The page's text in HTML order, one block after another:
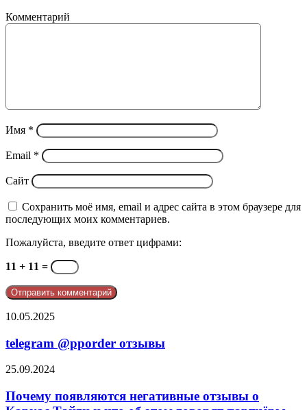
Комментарий
Имя *
Email *
Сайт
Сохранить моё имя, email и адрес сайта в этом браузере для
последующих моих комментариев.
Пожалуйста, введите ответ цифрами:
11 + 11 =
telegram
отзывы
10.05.2025
telegram @pporder отзывы
Почему
негативные
отзывы
25.09.2024
Почему появляются негативные отзывы о